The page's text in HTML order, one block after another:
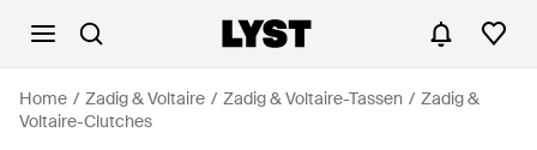
Home Zadig & Voltaire Zadig & Voltaire-Tassen
Zadig &
Voltaire-Clutches